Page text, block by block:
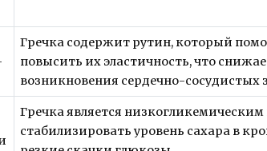
Гречка содержит рутин, который
повысить их эластичность, что
возникновения сердечно-сосудистых
Гречка является
стабилизировать уровень сахара в